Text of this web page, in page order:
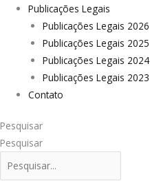
Publicações Legais
Publicações Legais 2026
Publicações Legais 2025
Publicações Legais 2024
Publicações Legais 2023
Contato
Pesquisar
Pesquisar